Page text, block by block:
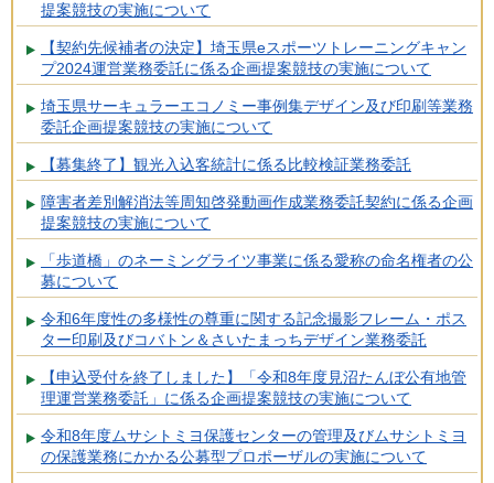
提案競技の実施について
【契約先候補者の決定】埼玉県eスポーツトレーニングキャン
プ2024運営業務委託に係る企画提案競技の実施について
埼玉県サーキュラーエコノミー事例集デザイン及び印刷等業務
委託企画提案競技の実施について
【募集終了】観光入込客統計に係る比較検証業務委託
障害者差別解消法等周知啓発動画作成業務委託契約に係る企画
提案競技の実施について
「歩道橋」のネーミングライツ事業に係る愛称の命名権者の公
募について
令和6年度性の多様性の尊重に関する記念撮影フレーム・ポス
ター印刷及びコバトン＆さいたまっちデザイン業務委託
【申込受付を終了しました】「令和8年度見沼たんぼ公有地管
理運営業務委託」に係る企画提案競技の実施について
令和8年度ムサシトミヨ保護センターの管理及びムサシトミヨ
の保護業務にかかる公募型プロポーザルの実施について